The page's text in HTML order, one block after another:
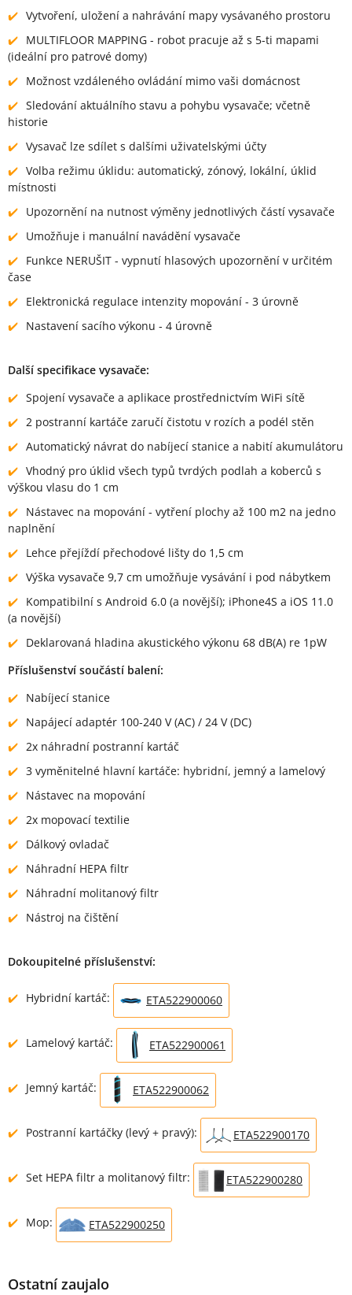
Vytvoření, uložení a nahrávání mapy vysávaného prostoru
MULTIFLOOR MAPPING - robot pracuje až s 5-ti mapami
(ideální pro patrové domy)
Možnost vzdáleného ovládání mimo vaši domácnost
Sledování aktuálního stavu a pohybu vysavače; včetně
historie
Vysavač lze sdílet s dalšími uživatelskými účty
Volba režimu úklidu: automatický, zónový, lokální, úklid
místnosti
Upozornění na nutnost výměny jednotlivých částí vysavače
Umožňuje i manuální navádění vysavače
Funkce NERUŠIT - vypnutí hlasových upozornění v určitém
čase
Elektronická regulace intenzity mopování - 3 úrovně
Nastavení sacího výkonu - 4 úrovně
Další specifikace vysavače:
Spojení vysavače a aplikace prostřednictvím WiFi sítě
2 postranní kartáče zaručí čistotu v rozích a podél stěn
Automatický návrat do nabíjecí stanice a nabití akumulátoru
Vhodný pro úklid všech typů tvrdých podlah a koberců s
výškou vlasu do 1 cm
Nástavec na mopování - vytření plochy až 100 m2 na jedno
naplnění
Lehce přejíždí přechodové lišty do 1,5 cm
Výška vysavače 9,7 cm umožňuje vysávání i pod nábytkem
Kompatibilní s Android 6.0 (a novější); iPhone4S a iOS 11.0
(a novější)
Deklarovaná hladina akustického výkonu 68 dB(A) re 1pW
Příslušenství součástí balení:
Nabíjecí stanice
Napájecí adaptér 100-240 V (AC) / 24 V (DC)
2x náhradní postranní kartáč
3 vyměnitelné hlavní kartáče: hybridní, jemný a lamelový
Nástavec na mopování
2x mopovací textilie
Dálkový ovladač
Náhradní HEPA filtr
Náhradní molitanový filtr
Nástroj na čištění
Dokoupitelné příslušenství:
Hybridní kartáč: ETA522900060
Lamelový kartáč: ETA522900061
Jemný kartáč: ETA522900062
Postranní kartáčky (levý + pravý): ETA522900170
Set HEPA filtr a molitanový filtr: ETA522900280
Mop: ETA522900250
Ostatní zaujalo